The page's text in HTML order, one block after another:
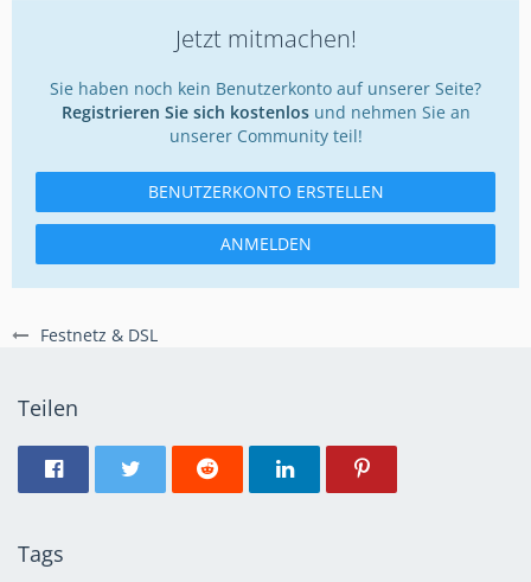
Festnetz & DSL
Jetzt mitmachen!
Sie haben noch kein Benutzerkonto auf unserer Seite?
Registrieren Sie sich kostenlosund nehmen Sie an
unserer Community teil!
BENUTZERKONTO ERSTELLEN
ANMELDEN
Teilen
Tags